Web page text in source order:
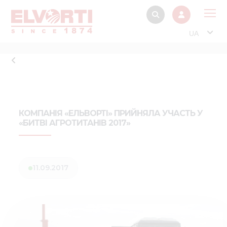
UA
КОМПАНІЯ «ЕЛЬВОРТІ» ПРИЙНЯЛА УЧАСТЬ У
«БИТВІ АГРОТИТАНІВ 2017»